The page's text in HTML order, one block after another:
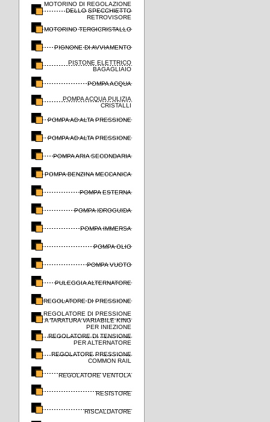
MOTORINO DI REGOLAZIONE
DELLO SPECCHIETTO
RETROVISORE
MOTORINO TERGICRISTALLO
PIGNONE DI AVVIAMENTO
PISTONE ELETTRICO
BAGAGLIAIO
POMPA ACQUA
POMPA ACQUA PULIZIA
CRISTALLI
POMPA AD ALTA PRESSIONE
POMPA AD ALTA PRESSIONE
POMPA ARIA SECONDARIA
POMPA BENZINA MECCANICA
POMPA ESTERNA
POMPA IDROGUIDA
POMPA IMMERSA
POMPA OLIO
POMPA VUOTO
PULEGGIA ALTERNATORE
REGOLATORE DI PRESSIONE
REGOLATORE DI PRESSIONE
A TARATURA VARIABILE KING
PER INIEZIONE
REGOLATORE DI TENSIONE
PER ALTERNATORE
REGOLATORE PRESSIONE
COMMON RAIL
REGOLATORE VENTOLA
RESISTORE
RISCALDATORE